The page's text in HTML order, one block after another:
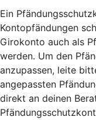
Ein
Kontopfändungen
Girokonto auch als
werden. Um den
anzupassen, leite
angepassten
direkt an deinen